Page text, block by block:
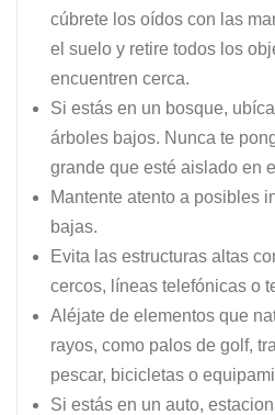
cúbrete los oídos con las
el suelo y retire todos los
encuentren cerca.
Si estás en un bosque,
árboles bajos. Nunca te
grande que esté aislado en
Mantente atento a posibles
bajas.
Evita las estructuras altas
cercos, líneas telefónicas o
Aléjate de elementos que
rayos, como palos de golf,
pescar, bicicletas o
Si estás en un auto,